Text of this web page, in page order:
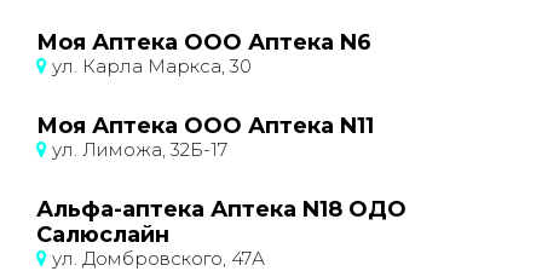
Моя Аптека ООО Аптека N6
ул. Карла Маркса, 30
Моя Аптека ООО Аптека N11
ул. Лиможа, 32Б-17
Альфа-аптека Аптека N18 ОДО
Салюслайн
ул. Домбровского, 47А